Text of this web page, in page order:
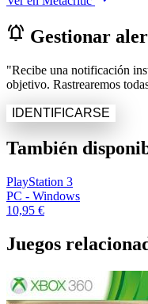
notifications_active Gestionar
"Recibe una notificación
objetivo. Rastrearemos
IDENTIFICARSE
También
PlayStation 3
PC - Windows
10,95 €
Juegos